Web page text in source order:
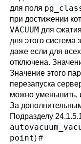
для поля
при достижении
VACUUM для сжатия
для этого система
даже если для
отключена.
Значение этого
перезапуска
можно уменьшить,
За
Подразделу
point) #